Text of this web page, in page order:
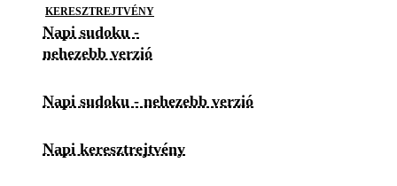
KERESZTREJTVÉNY
Napi sudoku -
nehezebb verzió
Napi sudoku - nehezebb verzió
Napi keresztrejtvény